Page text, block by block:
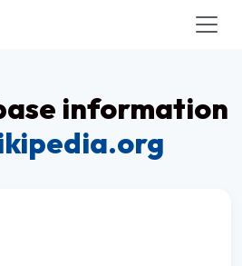
information